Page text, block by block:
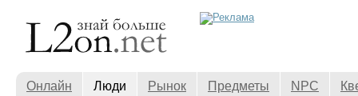
Онлайн Люди Рынок Предметы NPC